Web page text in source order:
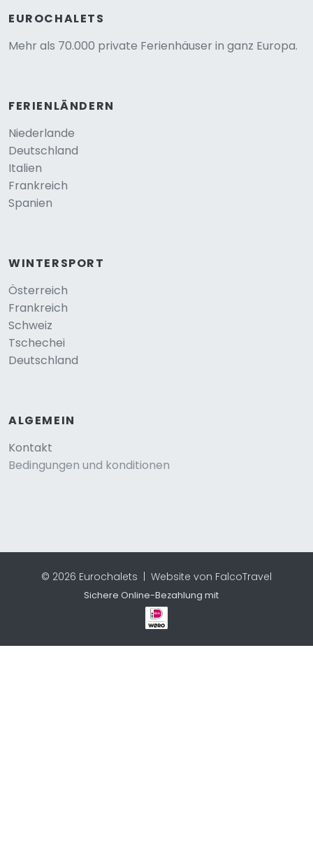
EUROCHALETS
Mehr als 70.000 private Ferienhäuser in ganz Europa.
FERIENLÄNDERN
Niederlande
Deutschland
Italien
Frankreich
Spanien
WINTERSPORT
Österreich
Frankreich
Schweiz
Tschechei
Deutschland
ALGEMEIN
Kontakt
Bedingungen und konditionen
© 2026 Eurochalets | Website von FalcoTravel
Sichere Online-Bezahlung mit